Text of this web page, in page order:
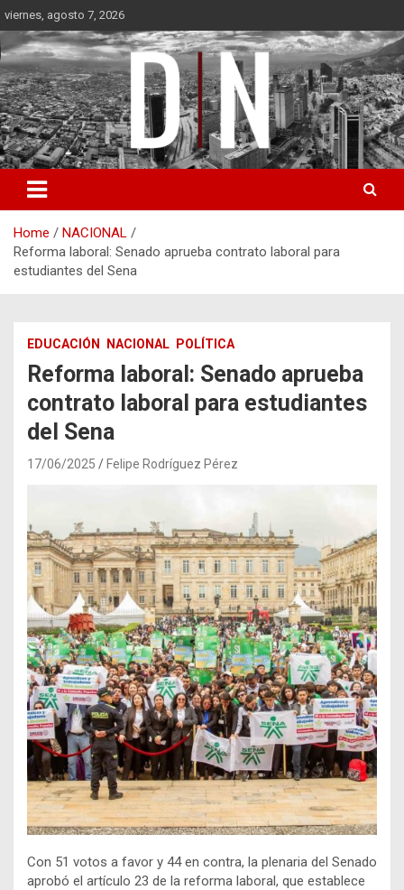
Skip
to
content
viernes, agosto 7, 2026
Diámetro Noticias
Home
NACIONAL
Reforma laboral: Senado aprueba contrato laboral para
estudiantes del Sena
EDUCACIÓN NACIONAL POLÍTICA
Reforma laboral: Senado aprueba
contrato laboral para estudiantes
del Sena
17/06/2025 Felipe Rodríguez Pérez
Con 51 votos a favor y 44 en contra, la plenaria del Senado
aprobó el artículo 23 de la reforma laboral, que establece